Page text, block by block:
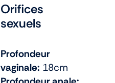
Orifices
sexuels
Profondeur
vaginale: 18cm